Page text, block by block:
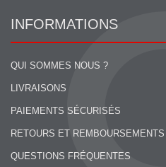
INFORMATIONS
QUI SOMMES NOUS ?
LIVRAISONS
PAIEMENTS SÉCURISÉS
RETOURS ET REMBOURSEMENTS
QUESTIONS FRÉQUENTES